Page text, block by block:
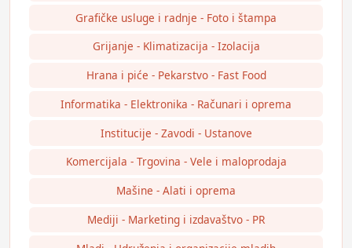
Grafičke usluge i radnje - Foto i štampa
Grijanje - Klimatizacija - Izolacija
Hrana i piće - Pekarstvo - Fast Food
Informatika - Elektronika - Računari i oprema
Institucije - Zavodi - Ustanove
Komercijala - Trgovina - Vele i maloprodaja
Mašine - Alati i oprema
Mediji - Marketing i izdavaštvo - PR